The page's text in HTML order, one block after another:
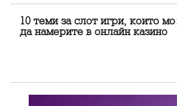
10 теми за слот игри, които
да намерите в онлайн казино